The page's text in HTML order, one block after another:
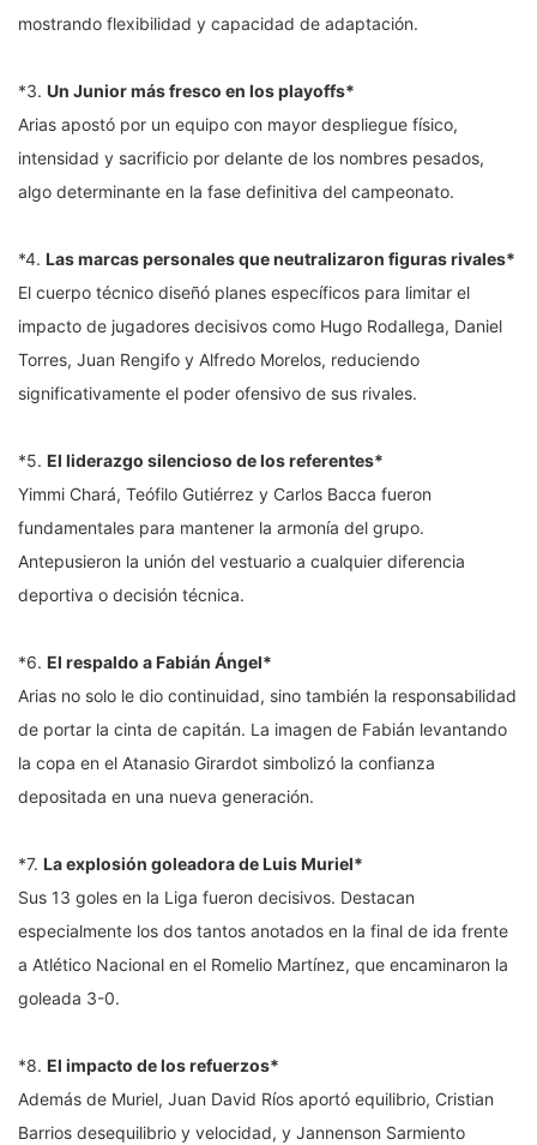
mostrando flexibilidad y capacidad de adaptación.
*3. Un Junior más fresco en los playoffs*
Arias apostó por un equipo con mayor despliegue físico,
intensidad y sacrificio por delante de los nombres pesados,
algo determinante en la fase definitiva del campeonato.
*4. Las marcas personales que neutralizaron figuras rivales*
El cuerpo técnico diseñó planes específicos para limitar el
impacto de jugadores decisivos como Hugo Rodallega, Daniel
Torres, Juan Rengifo y Alfredo Morelos, reduciendo
significativamente el poder ofensivo de sus rivales.
*5. El liderazgo silencioso de los referentes*
Yimmi Chará, Teófilo Gutiérrez y Carlos Bacca fueron
fundamentales para mantener la armonía del grupo.
Antepusieron la unión del vestuario a cualquier diferencia
deportiva o decisión técnica.
*6. El respaldo a Fabián Ángel*
Arias no solo le dio continuidad, sino también la responsabilidad
de portar la cinta de capitán. La imagen de Fabián levantando
la copa en el Atanasio Girardot simbolizó la confianza
depositada en una nueva generación.
*7. La explosión goleadora de Luis Muriel*
Sus 13 goles en la Liga fueron decisivos. Destacan
especialmente los dos tantos anotados en la final de ida frente
a Atlético Nacional en el Romelio Martínez, que encaminaron la
goleada 3-0.
*8. El impacto de los refuerzos*
Además de Muriel, Juan David Ríos aportó equilibrio, Cristian
Barrios desequilibrio y velocidad, y Jannenson Sarmiento